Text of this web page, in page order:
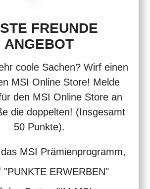
FREUNDE
ANGEBOT
coole Sachen? Wirf einen
MSI Online Store! Melde
den MSI Online Store an
die doppelten! (Insgesamt
50 Punkte).
MSI Prämienprogramm,
"PUNKTE ERWERBEN"